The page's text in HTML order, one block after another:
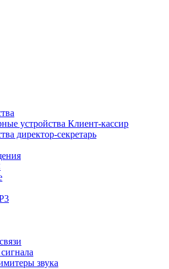
устройства Клиент-кассир
директор-секретарь
звука